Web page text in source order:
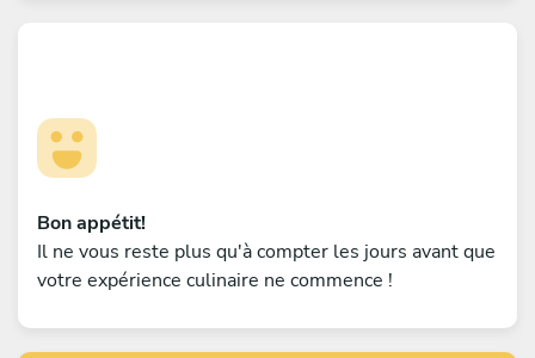
Bon appétit!
Il ne vous reste plus qu'à compter les jours avant que
votre expérience culinaire ne commence !